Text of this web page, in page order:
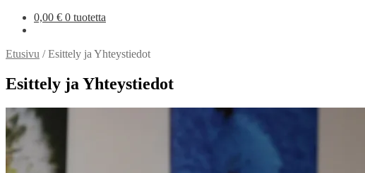
0,00 € 0 tuotetta
Etusivu /Esittely ja Yhteystiedot
Esittely ja Yhteystiedot